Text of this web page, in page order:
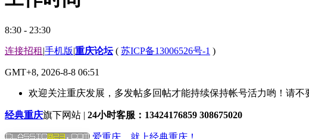
8:30 - 23:30
连接招租 |手机版|重庆论坛( 苏ICP备13006526号-1 )
GMT+8, 2026-8-8 06:51
欢迎关注重庆发展，多发帖多回帖才能持续保持帐号活力哟！请
经典重庆旗下网站 | 24小时客服：13424176859 308675020